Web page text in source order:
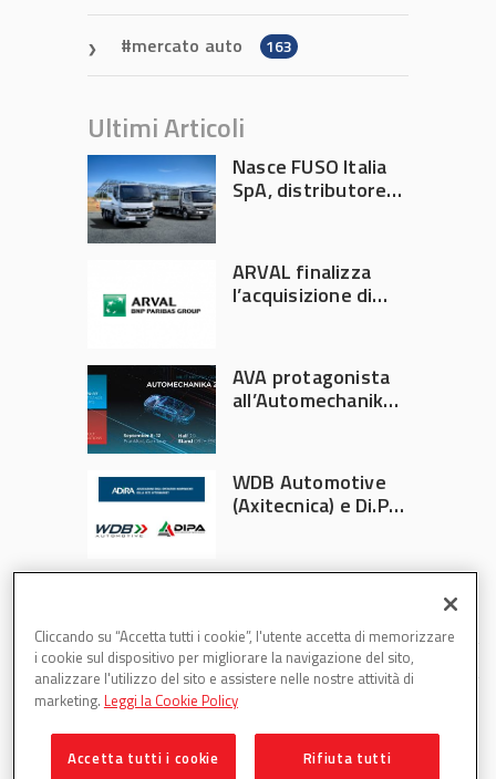
mercato auto 163
Ultimi Articoli
Nasce FUSO Italia
SpA, distributore
ARVAL finalizza
l’acquisizione di
AVA protagonista
all’Automechanika
WDB Automotive
(Axitecnica) e Di.Pa.
Cliccando su “Accetta tutti i cookie”, l'utente accetta di memorizzare
i cookie sul dispositivo per migliorare la navigazione del sito,
analizzare l'utilizzo del sito e assistere nelle nostre attività di
marketing. Leggi la Cookie Policy
Accetta tutti i cookie Rifiuta tutti